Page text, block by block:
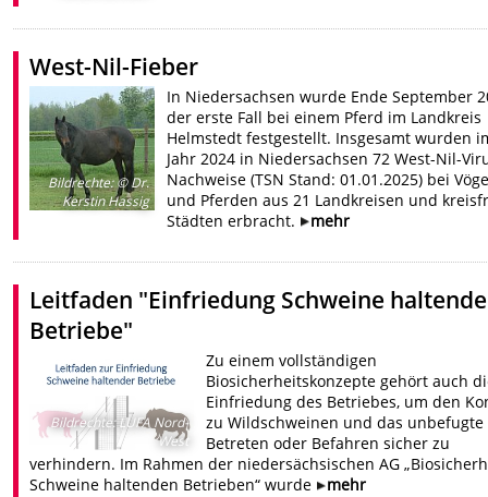
West-Nil-Fieber
Bildrechte:© Dr.
Kerstin Hassig
In Niedersachsen wurde Ende September
der erste Fall bei einem Pferd im Landkreis
Helmstedt festgestellt. Insgesamt wurden
Jahr 2024 in Niedersachsen 72 West-Nil-
Nachweise (TSN Stand: 01.01.2025) bei
und Pferden aus 21 Landkreisen und
Städten erbracht.
mehr
Leitfaden "Einfriedung Schweine
Betriebe"
Bildrechte:LUFA Nord-
West
Zu einem vollständigen
Biosicherheitskonzepte gehört auch
Einfriedung des Betriebes, um den
zu Wildschweinen und das unbefugte
Betreten oder Befahren sicher zu
verhindern. Im Rahmen der niedersächsischen AG
Schweine haltenden Betrieben“ wurde
mehr